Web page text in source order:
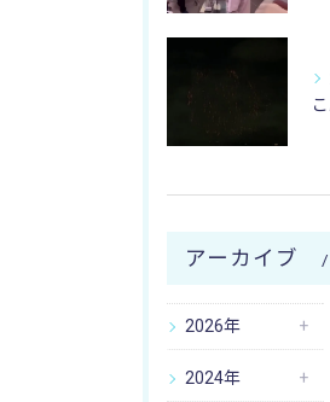
アーカイブ
2026年
2024年